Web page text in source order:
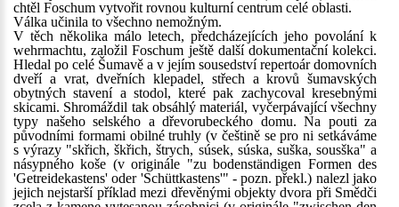
chtěl Foschum vytvořit rovnou kulturní centrum celé oblasti.
Válka učinila to všechno nemožným.
V těch několika málo letech, předcházejících jeho povolání k
wehrmachtu, založil Foschum ještě další dokumentační kolekci.
Hledal po celé Šumavě a v jejím sousedství repertoár domovních
dveří a vrat, dveřních klepadel, střech a krovů šumavských
obytných stavení a stodol, které pak zachycoval kresebnými
skicami. Shromáždil tak obsáhlý materiál, vyčerpávající všechny
typy našeho selského a dřevorubeckého domu. Na pouti za
původními formami obilné truhly (v češtině se pro ni setkáváme
s výrazy "skřich, škřich, štrych, súsek, súska, suška, sousška" a
násypného koše (v originále "zu bodenständigen Formen des
'Getreidekastens' oder 'Schüttkastens'" - pozn. překl.) nalezl jako
jejich nejstarší příklad mezi dřevěnými objekty dvora při Smědči